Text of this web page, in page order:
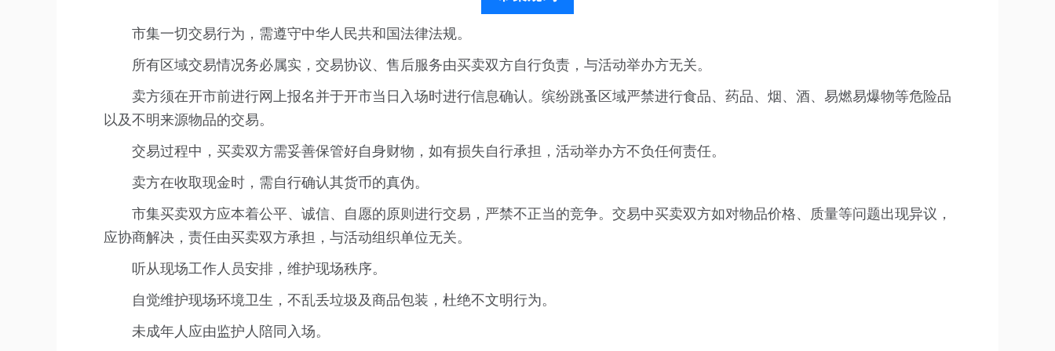
市集一切交易行为，需遵守中华人民共和国法律法规。
所有区域交易情况务必属实，交易协议、售后服务由买卖双方自行负责，与活动举办方无关。
卖方须在开市前进行网上报名并于开市当日入场时进行信息确认。缤纷跳蚤区域严禁进行食品、药品、烟、酒、易燃易爆物等危险品
以及不明来源物品的交易。
交易过程中，买卖双方需妥善保管好自身财物，如有损失自行承担，活动举办方不负任何责任。
卖方在收取现金时，需自行确认其货币的真伪。
市集买卖双方应本着公平、诚信、自愿的原则进行交易，严禁不正当的竞争。交易中买卖双方如对物品价格、质量等问题出现异议，
应协商解决，责任由买卖双方承担，与活动组织单位无关。
听从现场工作人员安排，维护现场秩序。
自觉维护现场环境卫生，不乱丢垃圾及商品包装，杜绝不文明行为。
未成年人应由监护人陪同入场。